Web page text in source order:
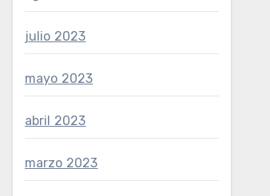
julio 2023
mayo 2023
abril 2023
marzo 2023